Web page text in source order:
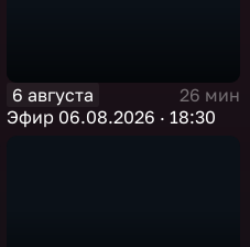
6 августа
26 мин
Эфир 06.08.2026 · 18:30